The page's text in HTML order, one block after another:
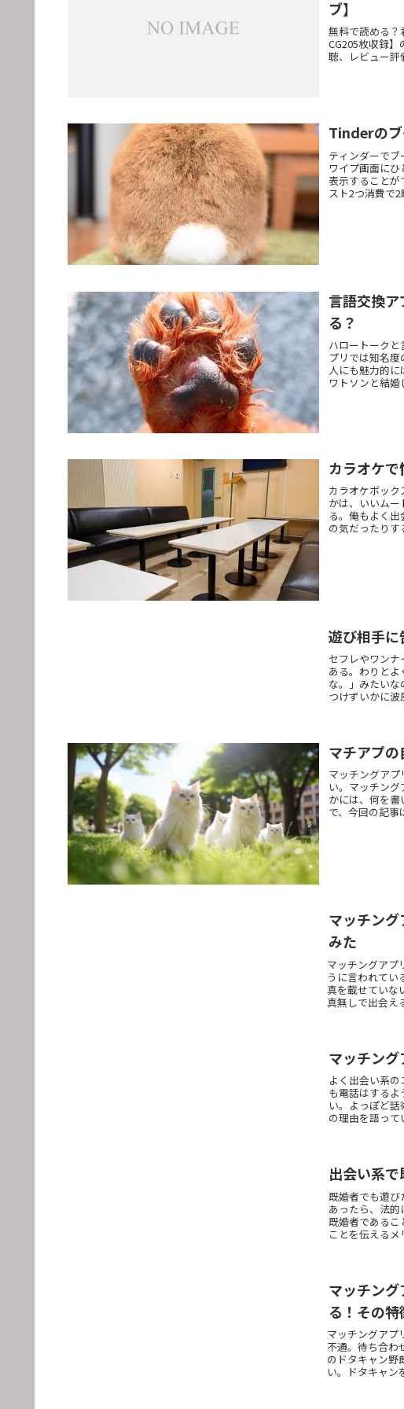
ブ】
無料で読める
CG205枚収録
聴、レビュー評
Tinderのブ
ティンダーで
ワイプ画面に
表示すること
スト2つ消費で
言語交換
る？
ハロートーク
プリでは知名
人にも魅力的
ワトソンと結
カラオケ
カラオケボッ
かは、いいム
る。俺もよく
の気だったりす
遊び相手
セフレやワン
ある。わりと
な。」みたい
つけずいかに波
マチアプ
マッチングア
い。マッチン
かには、何を
で、今回の記事
マッチン
みた
マッチングアプ
うに言われてい
真を載せていな
真無しで出会え
マッチン
よく出会い系
も電話はする
い。よっぽど
の理由を語って
出会い系
既婚者でも遊
あったら、法的
既婚者である
ことを伝える
マッチン
る！その特
マッチングアプ
不通。待ち合わ
のドタキャン野
い。ドタキャン